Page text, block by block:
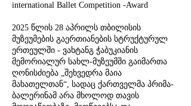
international Ballet Competition -Award
2025 წლის 28 აპრილს თბილისის
მუზეუმების გაერთიანების სტრუქტურულ
ერთეულში - ვახტანგ ჭაბუკიანის
მემორიალურ სახლ-მუზეუმში გაიმართა
ღონისძიება „შეხვედრა მაია
მახათელთან“, სადაც ქართველმა პრიმა-
ბალერინამ არა მხოლოდ თავის